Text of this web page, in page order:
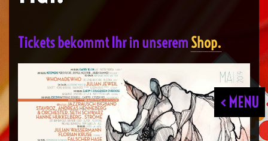
< MENU
Tickets bekommt Ihr in unserem Shop.